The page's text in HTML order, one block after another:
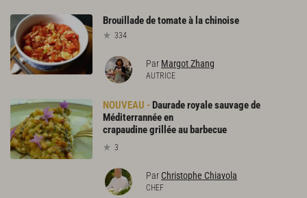
Brouilladedetomateà lachinoise
334
Par Margot Zhang
AUTRICE
Daurade royale sauvage de
Méditerrannée en
crapaudine grillée au barbecue
3
Par Christophe Chiavola
CHEF